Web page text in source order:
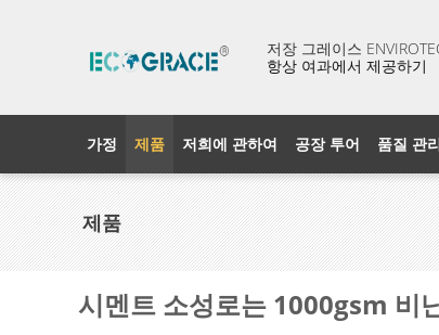
저장 그레이스
항상 여과에서 제공하기
가정 제품 저희에 관하여 공장 투어 품질 관
제품
시멘트 소성로는 1000gsm 비